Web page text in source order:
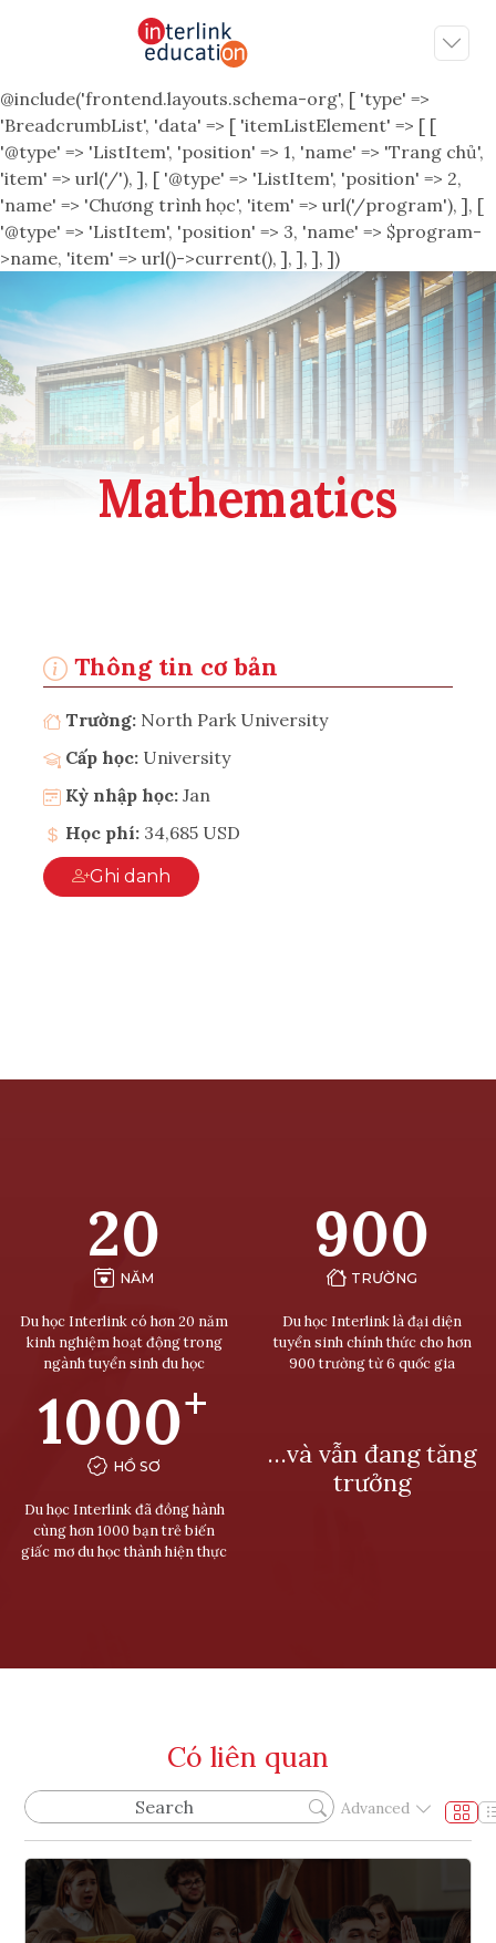
@include('frontend.layouts.schema-org', [ 'type' =>
'BreadcrumbList', 'data' => [ 'itemListElement' => [ [
'@type' => 'ListItem', 'position' => 1, 'name' => 'Trang chủ',
'item' => url('/'), ], [ '@type' => 'ListItem', 'position' => 2,
'name' => 'Chương trình học', 'item' => url('/program'), ], [
'@type' => 'ListItem', 'position' => 3, 'name' => $program-
>name, 'item' => url()->current(), ], ], ], ])
Mathematics
Thông tin cơ bản
Trường: North Park University
Cấp học: University
Kỳ nhập học: Jan
Học phí: 34,685 USD
Ghi danh
20
NĂM
Du học Interlink có hơn 20 năm
kinh nghiệm hoạt động trong
ngành tuyển sinh du học
900
TRƯỜNG
Du học Interlink là đại diện
tuyển sinh chính thức cho hơn
900 trường từ 6 quốc gia
1000+
HỒ SƠ
Du học Interlink đã đồng hành
cùng hơn 1000 bạn trẻ biến
giấc mơ du học thành hiện thực
…và vẫn đang tăng
trưởng
Có liên quan
Advanced